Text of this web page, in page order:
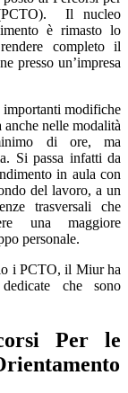
Il nucleo
è rimasto lo
completo il
presso un’impresa
importanti modifiche
nelle modalità
di ore, ma
Si passa infatti da
in aula con
del lavoro, a un
trasversali che
una maggiore
personale.
i PCTO, il Miur ha
che sono
Per le